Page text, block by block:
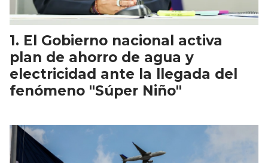
El Gobierno nacional activa
plan de ahorro de agua y
electricidad ante la llegada del
fenómeno "Súper Niño"